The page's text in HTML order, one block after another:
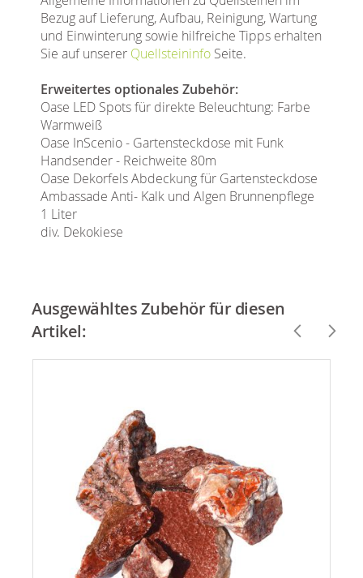
Bezug auf Lieferung, Aufbau, Reinigung, Wartung
und Einwinterung sowie hilfreiche Tipps erhalten
Sie auf unserer Quellsteininfo Seite.
Erweitertes optionales Zubehör:
Oase LED Spots für direkte Beleuchtung: Farbe
Warmweiß
Oase InScenio - Gartensteckdose mit Funk
Handsender - Reichweite 80m
Oase Dekorfels Abdeckung für Gartensteckdose
Ambassade Anti- Kalk und Algen Brunnenpflege
1 Liter
div. Dekokiese
Ausgewähltes Zubehör für diesen
Artikel: